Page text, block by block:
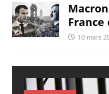
France
10 mars